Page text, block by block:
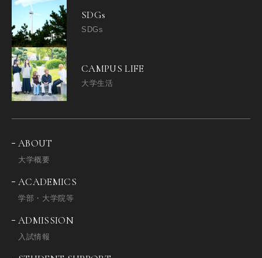
SDGs
SDGs
CAMPUS LIFE
大学生活
ABOUT
大学概要
ACADEMICS
学部・大学院等
ADMISSION
入試情報